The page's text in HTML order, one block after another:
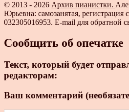
© 2013 - 2026 Архив пианистки.
Юрьевна: самозанятая,
032305016953. E-mail для обратной
Сообщить об опечатке
Текст, который будет
редакторам:
Ваш комментарий